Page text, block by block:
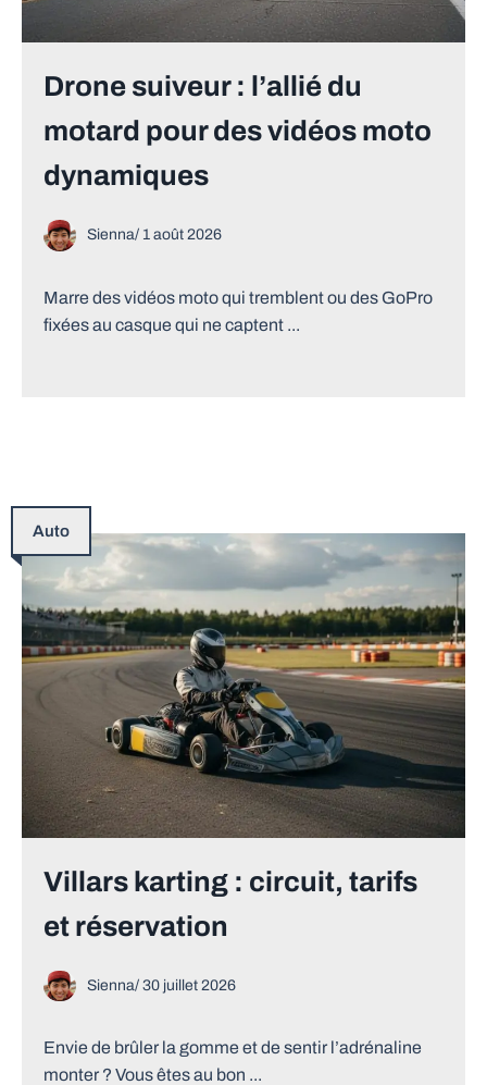
Drone suiveur : l’allié du
motard pour des vidéos moto
dynamiques
Sienna/ 1 août 2026
Marre des vidéos moto qui tremblent ou des GoPro
fixées au casque qui ne captent ...
Auto
Villars karting : circuit, tarifs
et réservation
Sienna/ 30 juillet 2026
Envie de brûler la gomme et de sentir l’adrénaline
monter ? Vous êtes au bon ...